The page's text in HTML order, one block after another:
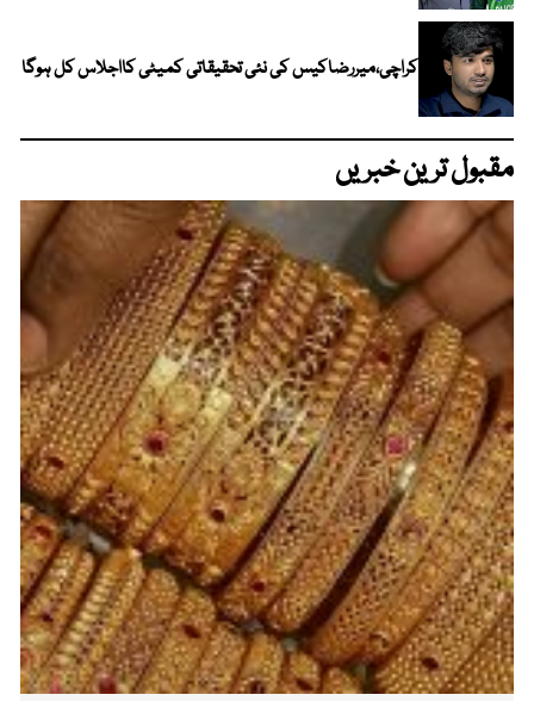
کراچی،میررضاکیس کی نئی تحقیقاتی کمیٹی کااجلاس کل ہوگا
مقبول ترین خبریں